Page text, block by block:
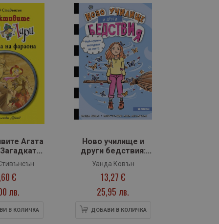
Агата
€
лв.
В КОЛИЧКА
Ново училище и
други бедствия:
Най-щурата
екскурзия на света
Уанда Ковън
13,27 €
25,95 лв.
ДОБАВИ В КОЛИЧКА